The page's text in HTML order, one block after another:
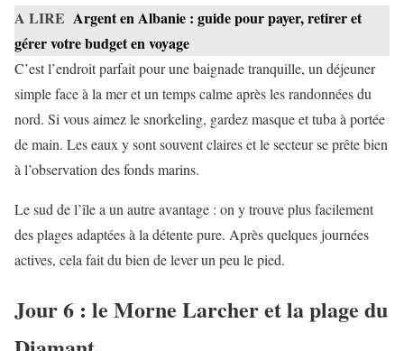
A LIRE Argent en Albanie : guide pour payer, retirer et
gérer votre budget en voyage
C’est l’endroit parfait pour une baignade tranquille, un déjeuner
simple face à la mer et un temps calme après les randonnées du
nord. Si vous aimez le snorkeling, gardez masque et tuba à portée
de main. Les eaux y sont souvent claires et le secteur se prête bien
à l’observation des fonds marins.
Le sud de l’île a un autre avantage : on y trouve plus facilement
des plages adaptées à la détente pure. Après quelques journées
actives, cela fait du bien de lever un peu le pied.
Jour 6 : le Morne Larcher et la plage du